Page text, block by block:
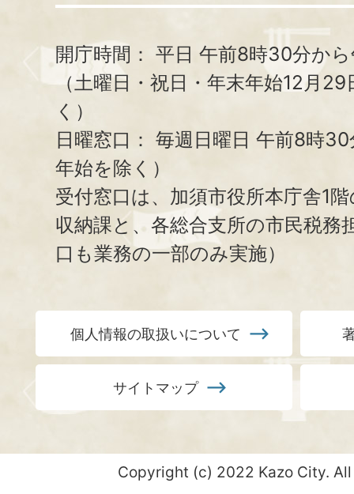
開庁時間： 平日 午前8時30分か
（土曜日・祝日・年末年始12月
く）
日曜窓口： 毎週日曜日 午前8時
年始を除く）
受付窓口は、加須市役所本庁舎1
収納課と、 各総合支所の市民税務
口も業務の一部のみ実施）
個人情報の取扱いについて
サイトマップ
Copyright (c) 2022 Kazo City.